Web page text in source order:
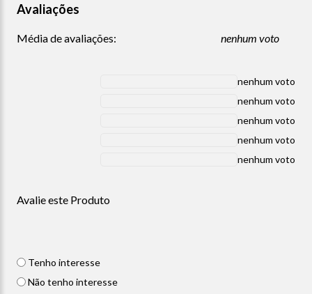
Avaliações
Média de avaliações: nenhum voto
nenhum voto
nenhum voto
nenhum voto
nenhum voto
nenhum voto
Avalie este Produto
Tenho interesse
Não tenho interesse